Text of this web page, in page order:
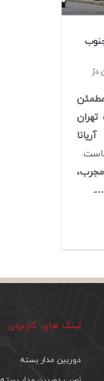
دژ
….
لینک های کاربردی
دوربین مدار بسته